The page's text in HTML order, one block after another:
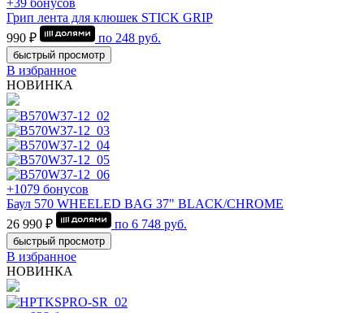
+39 бонусов
Грип лента для клюшек STICK GRIP
990 ₽
по 248 руб.
быстрый просмотр
В избранное
НОВИНКА
+1079 бонусов
Баул 570 WHEELED BAG 37" BLACK/CHROME
26 990 ₽
по 6 748 руб.
быстрый просмотр
В избранное
НОВИНКА